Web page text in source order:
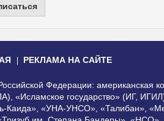
РЕКЛАМА НА САЙТЕ
Федерации:
«Исламское государство» (ИГ,
«УНА-УНСО», «Талибан»,